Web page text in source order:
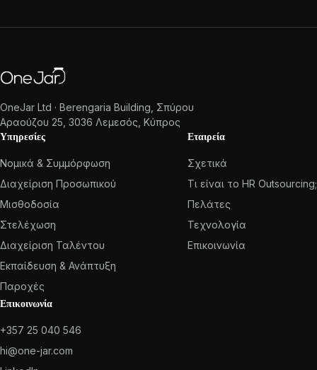
OneJar Ltd · Berengaria Building, Σπύρου
Αραούζου 25, 3036 Λεμεσός, Κύπρος
Υπηρεσίες
Νομικά & Συμμόρφωση
Διαχείριση Προσωπικού
Μισθοδοσία
Στελέχωση
Διαχείριση Ταλέντου
Εκπαίδευση & Ανάπτυξη
Παροχές
Εταιρεία
Σχετικά
Τι είναι το HR Outsourcing;
Πελάτες
Τεχνολογία
Επικοινωνία
Επικοινωνία
+357 25 040 546
hi@one-jar.com